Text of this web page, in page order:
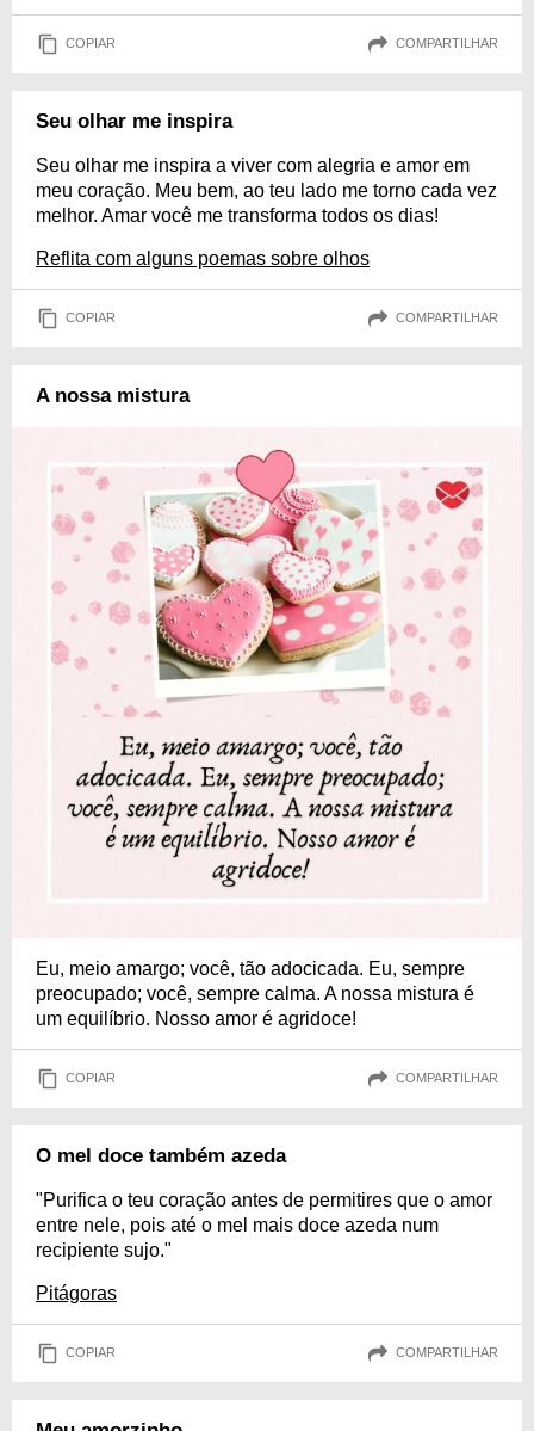
COPIAR COMPARTILHAR
Seu olhar me inspira
Seu olhar me inspira a viver com alegria e amor em
meu coração. Meu bem, ao teu lado me torno cada vez
melhor. Amar você me transforma todos os dias!
Reflita com alguns poemas sobre olhos
COPIAR COMPARTILHAR
A nossa mistura
Eu, meio amargo; você, tão adocicada. Eu, sempre
preocupado; você, sempre calma. A nossa mistura é
um equilíbrio. Nosso amor é agridoce!
COPIAR COMPARTILHAR
O mel doce também azeda
"Purifica o teu coração antes de permitires que o amor
entre nele, pois até o mel mais doce azeda num
recipiente sujo."
Pitágoras
COPIAR COMPARTILHAR